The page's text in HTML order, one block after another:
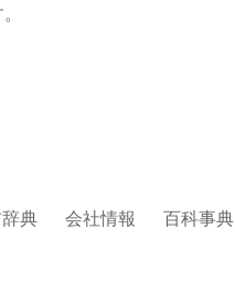
典 会社情報 百科事典